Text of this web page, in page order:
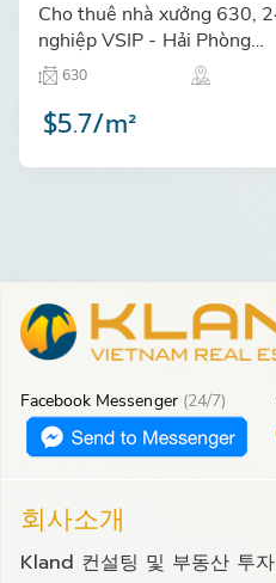
Cho thuê nhà xưởng 630,
nghiệp VSIP - Hải Phòng…
630
$5.7/m²
Facebook Messenger (24/7)
회사소개
Kland 컨설팅 및 부동산 투